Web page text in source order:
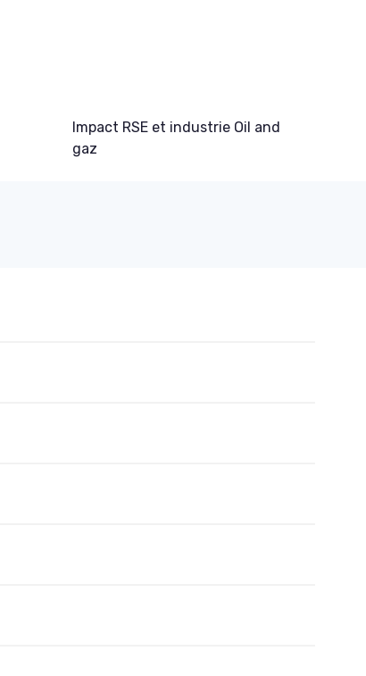
Impact RSE et industrie Oil and
gaz